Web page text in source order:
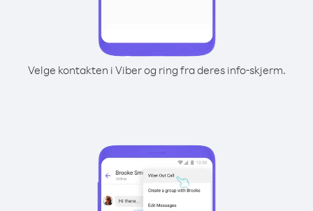
Velge kontakten i Viber og ring fra deres info-skjerm.